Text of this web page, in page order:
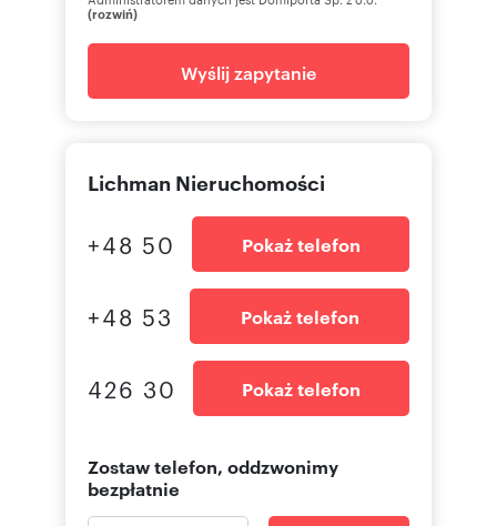
(rozwiń)
Wyślij zapytanie
Lichman Nieruchomości
+48 50 Pokaż telefon
+48 53 Pokaż telefon
426 30 Pokaż telefon
Zostaw telefon, oddzwonimy
bezpłatnie